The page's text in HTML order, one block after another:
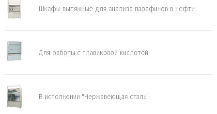
Шкафы вытяжные для анализа парафинов в нефти
Для работы с плавиковой кислотой
В исполнении "Нержавеющая сталь"